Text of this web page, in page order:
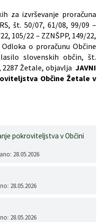
za izvrševanje proračuna
št. 50/07, 61/08, 99/09 –
105/22 – ZZNŠPP, 149/22,
o proračunu Občine
slovenskih občin, št.
Žetale, objavlja JAVNI
Občine Žetale v
pokroviteljstva v Občini
28.05.2026
28.05.2026
28.05.2026